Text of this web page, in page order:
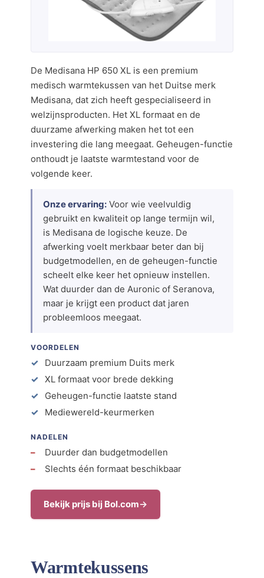
De Medisana HP 650 XL is een premium
medisch warmtekussen van het Duitse merk
Medisana, dat zich heeft gespecialiseerd in
welzijnsproducten. Het XL formaat en de
duurzame afwerking maken het tot een
investering die lang meegaat. Geheugen-functie
onthoudt je laatste warmtestand voor de
volgende keer.
Onze ervaring: Voor wie veelvuldig
gebruikt en kwaliteit op lange termijn wil,
is Medisana de logische keuze. De
afwerking voelt merkbaar beter dan bij
budgetmodellen, en de geheugen-functie
scheelt elke keer het opnieuw instellen.
Wat duurder dan de Auronic of Seranova,
maar je krijgt een product dat jaren
probleemloos meegaat.
VOORDELEN
Duurzaam premium Duits merk
XL formaat voor brede dekking
Geheugen-functie laatste stand
Mediewereld-keurmerken
NADELEN
Duurder dan budgetmodellen
Slechts één formaat beschikbaar
Bekijk prijs bij Bol.com
Warmtekussens